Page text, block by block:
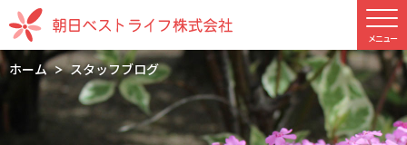
ホーム スタッフブログ